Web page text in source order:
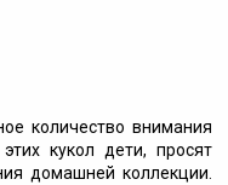
количество внимания
кукол дети, просят
домашней коллекции.